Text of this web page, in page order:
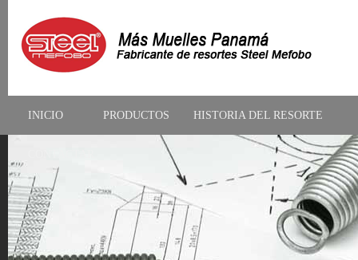
INICIO PRODUCTOS HISTORIA DEL RESORTE